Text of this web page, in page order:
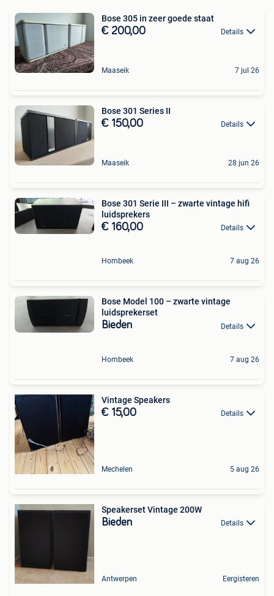
Bose 305 in zeer goede staat
€ 200,00 Details
Maaseik 7 jul 26
Bose 301 Series II
€ 150,00 Details
Maaseik 28 jun 26
Bose 301 Serie III – zwarte vintage hifi
luidsprekers
€ 160,00 Details
Hombeek 7 aug 26
Bose Model 100 – zwarte vintage
luidsprekerset
Bieden Details
Hombeek 7 aug 26
Vintage Speakers
€ 15,00 Details
Mechelen 5 aug 26
Speakerset Vintage 200W
Bieden Details
Antwerpen Eergisteren